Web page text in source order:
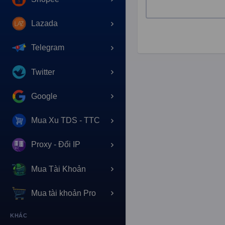
Lazada
Telegram
Twitter
Google
Mua Xu TDS - TTC
Proxy - Đổi IP
Mua Tài Khoản
Mua tài khoản Pro
KHÁC